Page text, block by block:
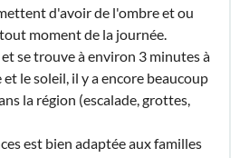
d'avoir de l'ombre et ou
moment de la journée.
se trouve à environ 3 minutes à
le soleil, il y a encore beaucoup
la région (escalade, grottes,
est bien adaptée aux familles